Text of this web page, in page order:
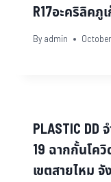
R17อะคริลิคภู
By admin
PLASTIC
19 ฉากกั้นโค
เขตสายไหม